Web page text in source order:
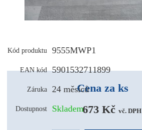
Kód produktu 9555MWP1
EAN kód 5901532711899
Záruka 24 měsíců
Dostupnost Skladem
Cena za ks
673 Kč vč. DPH